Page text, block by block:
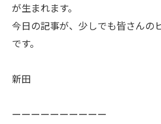
が生まれます。
今日の記事が、少しでも皆さんの
です。
新田
ーーーーーーーーーー